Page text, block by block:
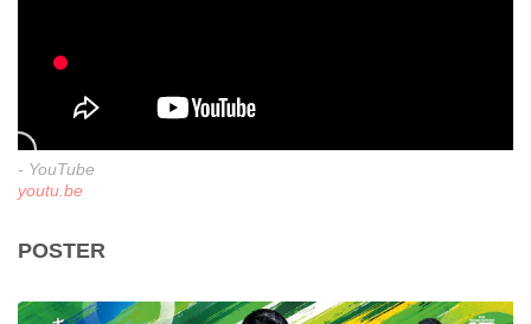
- YouTube
youtu.be
POSTER